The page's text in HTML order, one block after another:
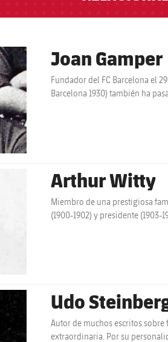
Joan Gamper
Fundador del FC Barcelona el
Barcelona 1930) también ha
Arthur Witty
Miembro de una prestigiosa
(1900-1902) y presidente
Udo
Autor de muchos escritos sobre
extraordinaria. Por su